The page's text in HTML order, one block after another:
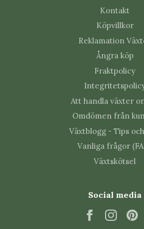
Typiska tecken på trips:
små svarta prickar (tripsens
missformade blad och knoppar
Så förökar sig trips
Trips förökar sig snabbt. Honorna
växtvävnaden, där äggen är
vilket gör att angrepp ofta blir
Kontakt
Köpvillkor
Reklamation
Ångra köp
Fraktpolicy
Att handla växter
Omdömen från
Växtblogg - Tips
Vanliga frågor
Växtskötsel
Social media